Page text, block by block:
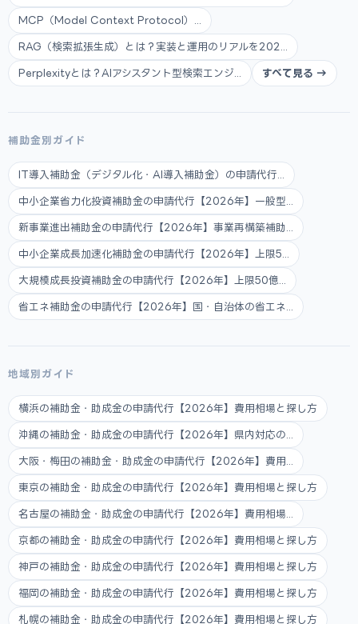
MCP（Model Context Protocol）...
RAG（検索拡張生成）とは？実装と運用のリアルを202...
Perplexityとは？AIアシスタント型検索エンジ... すべて見る →
補助金別ガイド
IT導入補助金（デジタル化・AI導入補助金）の申請代行...
中小企業省力化投資補助金の申請代行【2026年】一般型...
新事業進出補助金の申請代行【2026年】事業再構築補助...
中小企業成長加速化補助金の申請代行【2026年】上限5...
大規模成長投資補助金の申請代行【2026年】上限50億...
省エネ補助金の申請代行【2026年】国・自治体の省エネ...
地域別ガイド
横浜の補助金・助成金の申請代行【2026年】費用相場と探し方
沖縄の補助金・助成金の申請代行【2026年】県内対応の...
大阪・梅田の補助金・助成金の申請代行【2026年】費用...
東京の補助金・助成金の申請代行【2026年】費用相場と探し方
名古屋の補助金・助成金の申請代行【2026年】費用相場...
京都の補助金・助成金の申請代行【2026年】費用相場と探し方
神戸の補助金・助成金の申請代行【2026年】費用相場と探し方
福岡の補助金・助成金の申請代行【2026年】費用相場と探し方
札幌の補助金・助成金の申請代行【2026年】費用相場と探し方